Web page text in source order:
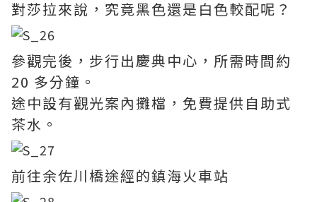
對莎拉來說，究竟黑色還是白色較配呢？
參觀完後，步行出慶典中心，所需時間約
20 多分鐘。
途中設有觀光案內攤檔，免費提供自助式
茶水。
前往余佐川橋途經的鎮海火車站